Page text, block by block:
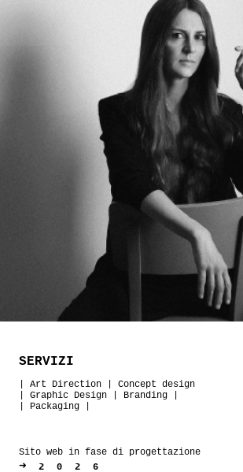
SERVIZI
Art Direction
Concept design
Graphic Design Branding
Packaging
Sito web in fase di progettazione
➜ 2026